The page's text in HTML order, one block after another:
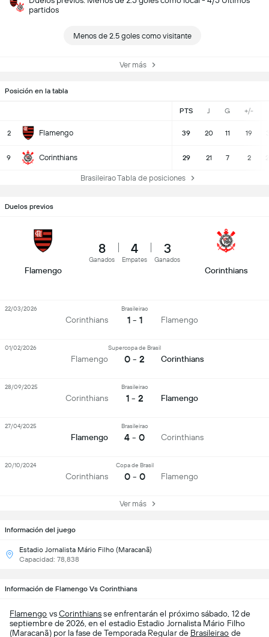
partidos
Menos de 2.5 goles como visitante
Ver más
Posición en la tabla
PTS J G +/-
2 Flamengo 39 20 11 19
9 Corinthians 29 21 7 2
Brasileirao Tabla de posiciones
Información del juego
Estadio Jornalista Mário Filho (Maracanã)
Capacidad: 78,838
Duelos previos
Flamengo
8
Ganados
4
Empates
3
Ganados
Corinthians
Corinthians
Brasileirao
1 - 1 Flamengo
22/03/2026
Flamengo
Supercopa de Brasil
0 - 2 Corinthians
01/02/2026
Corinthians
Brasileirao
1 - 2 Flamengo
28/09/2025
Flamengo
Brasileirao
4 - 0 Corinthians
27/04/2025
Corinthians
Copa de Brasil
0 - 0 Flamengo
20/10/2024
Ver más
Información de Flamengo Vs Corinthians
Flamengo vsCorinthiansse enfrentarán el próximo sábado, 12 de
septiembre de 2026, en el estadio Estadio Jornalista Mário Filho
(Maracanã) por la fase de Temporada Regular de Brasileirao de